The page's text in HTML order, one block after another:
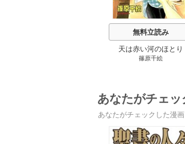
無料立読み
天は赤い河のほとり
篠原千絵
あなたがチェ
あなたがチェックした漫